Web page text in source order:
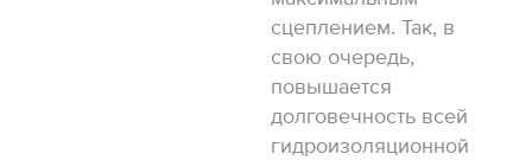
сцеплением. Так, в
свою очередь,
повышается
долговечность всей
гидроизоляционной